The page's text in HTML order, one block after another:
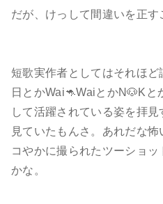
だが、けっして間違いを正す
短歌実作者としてはそれほ
日とかWai🦘WaiとかN🐶Kと
して活躍されている姿を拝
見ていたもんさ。あれだな
コやかに撮られたツーショ
かな。